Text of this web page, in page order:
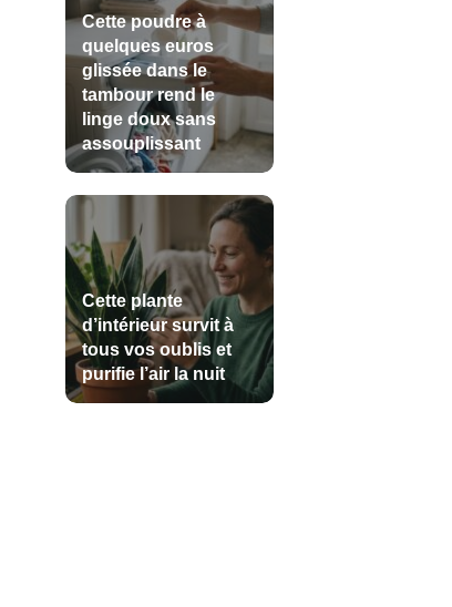
Cette poudre à
quelques euros
glissée dans le
tambour rend le
linge doux sans
assouplissant
Cette plante
d’intérieur survit à
tous vos oublis et
purifie l’air la nuit